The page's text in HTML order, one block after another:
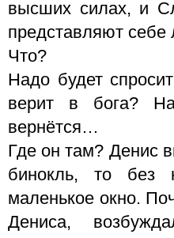
высших силах, и
представляют себе
Что?
Надо будет
верит в бога?
вернётся…
Где он там? Денис
бинокль, то без
маленькое окно.
Дениса,